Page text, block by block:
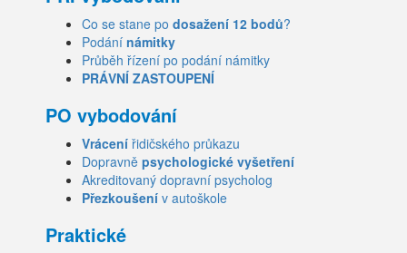
Co se stane po dosažení 12 bodů?
Podání námitky
Průběh řízení po podání námitky
PRÁVNÍ ZASTOUPENÍ
PO vybodování
Vrácení řidičského průkazu
Dopravně psychologické vyšetření
Akreditovaný dopravní psycholog
Přezkoušení v autoškole
Praktické